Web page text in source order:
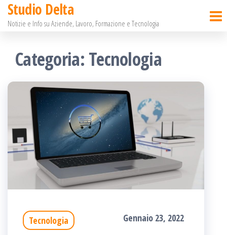
Salta
contenuto
Studio Delta
Notizie e Info su Aziende, Lavoro, Formazione e Tecnologia
Categoria: Tecnologia
Tecnologia Gennaio 23, 2022